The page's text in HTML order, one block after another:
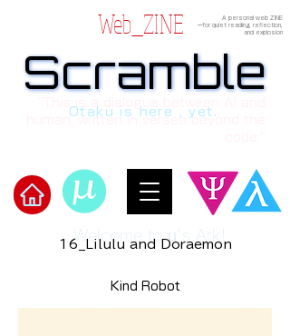
Welcome to μ's Ark!
Web_ZINE
A personal web ZINE
ーfor quiet reading, reflection,
and explosion
Scramble
Scramble
human, written in verses beyond the
Otaku is here , yet.
16_Lilulu and Doraemon
Kind Robot